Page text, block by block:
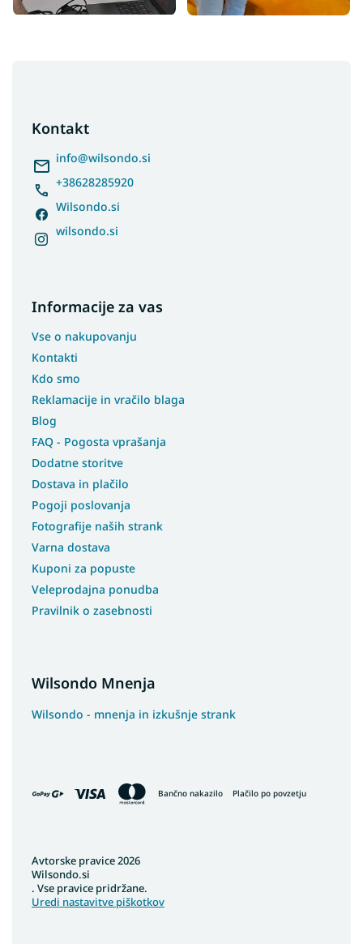
Kontakt
info@wilsondo.si
+38628285920
Wilsondo.si
wilsondo.si
Informacije za vas
Vse o nakupovanju
Kontakti
Kdo smo
Reklamacije in vračilo blaga
Blog
FAQ - Pogosta vprašanja
Dodatne storitve
Dostava in plačilo
Pogoji poslovanja
Fotografije naših strank
Varna dostava
Kuponi za popuste
Veleprodajna ponudba
Pravilnik o zasebnosti
Wilsondo Mnenja
Wilsondo - mnenja in izkušnje strank
Bančno nakazilo Plačilo po povzetju
Avtorske pravice 2026
Wilsondo.si
. Vse pravice pridržane.
Uredi nastavitve piškotkov